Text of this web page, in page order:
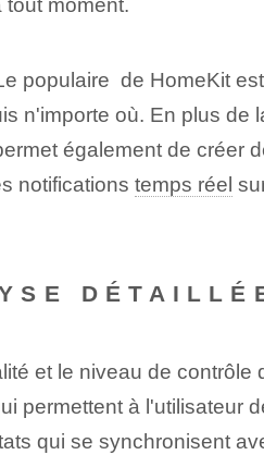
populaire ⁤ de HomeKit est
n'importe où. En plus de
également de créer
notifications temps réel
et le niveau de
permettent à l'utilisateur
qui se synchronisent